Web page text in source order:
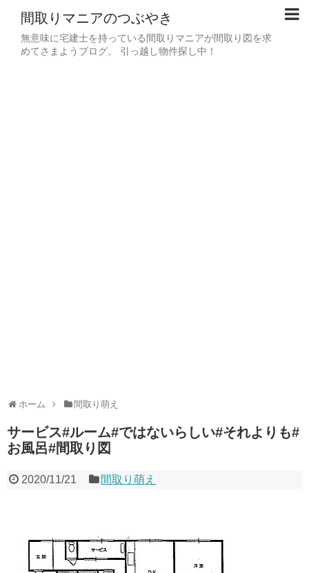
間取りマニアのつぶやき
無意味に宅建士を持っている間取りマニアが間取り図を求
めてさまようブログ。 引っ越し物件探し中！
ホーム 間取り萌え
サービス#ルーム#ではないらしい#それよりも#
お風呂#間取り図
2020/11/21 間取り萌え